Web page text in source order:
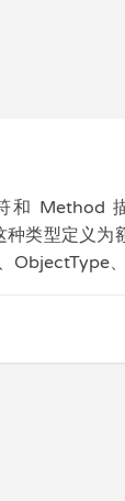
和 Method
类型定义为
ObjectType